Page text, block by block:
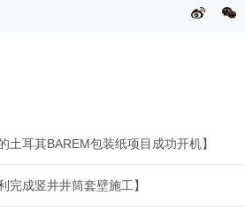
土耳其BAREM包装纸项目成功开机】
完成竖井井筒套壁施工】